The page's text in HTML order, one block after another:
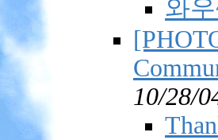
와
10/28/